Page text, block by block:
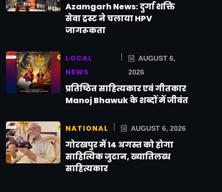
Azamgarh News: दुर्गा शक्ति
सेवा ट्रस्ट ने चलाया HPV
जागरूकता
LOCAL
NEWS
AUGUST 6,
2026
प्रतिष्ठित साहित्यकार एवं गीतकार
Manoj Bhawuk के शब्दों में जीवंत
NATIONAL AUGUST 6, 2026
गोरखपुर में 14 अगस्त को होगा
साहित्यिक जुटान, ख्यातिलब्ध
साहित्यकार